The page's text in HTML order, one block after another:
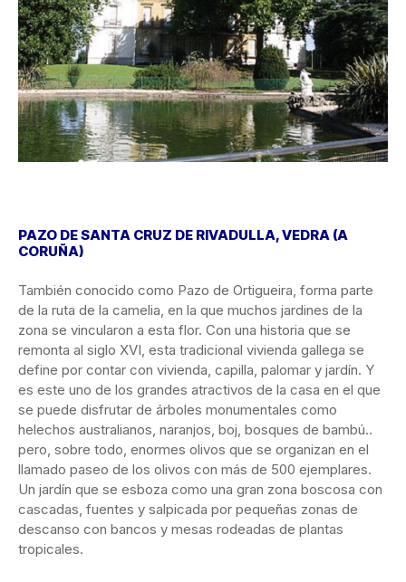
PAZO DE SANTA CRUZ DE RIVADULLA, VEDRA (A
CORUÑA)
También conocido como Pazo de Ortigueira, forma parte
de la ruta de la camelia, en la que muchos jardines de la
zona se vincularon a esta flor. Con una historia que se
remonta al siglo XVI, esta tradicional vivienda gallega se
define por contar con vivienda, capilla, palomar y jardín. Y
es este uno de los grandes atractivos de la casa en el que
se puede disfrutar de árboles monumentales como
helechos australianos, naranjos, boj, bosques de bambú..
pero, sobre todo, enormes olivos que se organizan en el
llamado paseo de los olivos con más de 500 ejemplares.
Un jardín que se esboza como una gran zona boscosa con
cascadas, fuentes y salpicada por pequeñas zonas de
descanso con bancos y mesas rodeadas de plantas
tropicales.